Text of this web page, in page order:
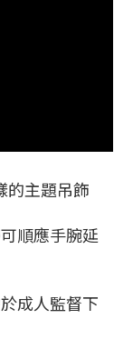
的主題吊飾
順應手腕延
成人監督下